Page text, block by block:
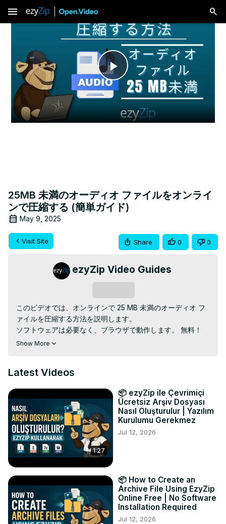
menu
Play
Video
25MB 未満のオーディオ ファイルをオンライ
ンで圧縮する (簡単ガイド)
May 9, 2025
Visit Site Share 0 0
ezyZip Video Guides
このビデオでは、オンラインで 25 MB 未満のオーディオ フ
ァイルを圧縮する方法を説明します。
ソフトウェアは必要なく、ブラウザで動作します。 無料！
に行く：https://www.ezyzip.com/jp-audio-25MB.html
[圧縮するオーディオ ファイルを選択] をクリックしてファイ
オーディオ ファイルを ezyZip に直接ドラッグ アンド ドロ
ップします。
2. 「オーディオを圧縮」をクリックします。 圧縮プロセスが
開始されますが、完了するまでにしばらく時間がかかりま
す。
3. [AUDIO ファイルを保存] をクリックして、圧縮された
AUDIO ファイルを選択した保存先フォルダーに保存します。
#圧縮 #オーディオ #25mb
ツイッター: https://twitter.com/ezyZip
フェイスブック: https://www.facebook.com/ezyzip/
Show More
Latest Videos
1:27
📦 ezyZip ile Çevrimiçi
Ücretsiz Arşiv Dosyası
Nasıl Oluşturulur | Yazılım
Kurulumu Gerekmez
Jul 12, 2026
📦 How to Create an
Archive File Using EzyZip
Online Free | No Software
Installation Required
Jul 12, 2026